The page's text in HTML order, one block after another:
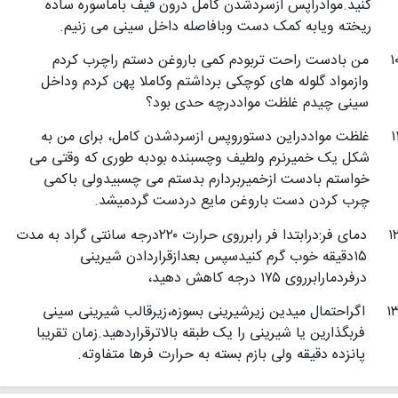
کنید.موادراپس ازسردشدن کامل درون قیف باماسوره ساده
ریخته ویابه کمک دست وبافاصله داخل سینی می زنیم.
من بادست راحت تربودم کمی باروغن دستم راچرب کردم
وازمواد گلوله های کوچکی برداشتم وکاملا پهن کردم وداخل
سینی چیدم غلظت مواددرچه حدی بود؟
۱۱
غلظت مواددراین دستوروپس ازسردشدن کامل، برای من به
شکل یک خمیرنرم ولطیف وچسبنده بودبه طوری که وقتی می
خواستم بادست ازخمیربردارم بدستم می چسبیدولی باکمی
چرب کردن دست باروغن مایع دردست گردمیشد.
۱۲
دمای فر:درابتدا فر رابرروی حرارت ۲۲۰درجه سانتی گراد به مدت
۱۵دقیقه خوب گرم کنیدسپس بعدازقراردادن شیرینی
درفردمارابرروی ۱۷۵ درجه کاهش دهید،
۱۳
اگراحتمال میدین زیرشیرینی بسوزه،زیرقالب شیرینی سینی
فربگذارین یا شیرینی را یک طبقه بالاترقراردهید.زمان تقریبا
پانزده دقیقه ولی بازم بسته به حرارت فرها متفاوته.